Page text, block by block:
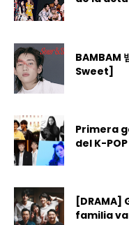
BAMBAM
Sweet]
Primera
del K-POP
[DRAMA]
familia